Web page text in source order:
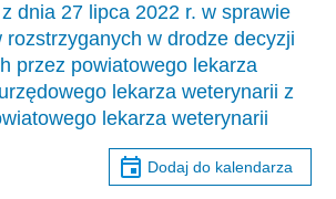
dnia 27 lipca 2022 r. w sprawie
rozstrzyganych w drodze decyzji
przez powiatowego lekarza
lekarza weterynarii z
lekarza weterynarii
Dodaj do kalendarza